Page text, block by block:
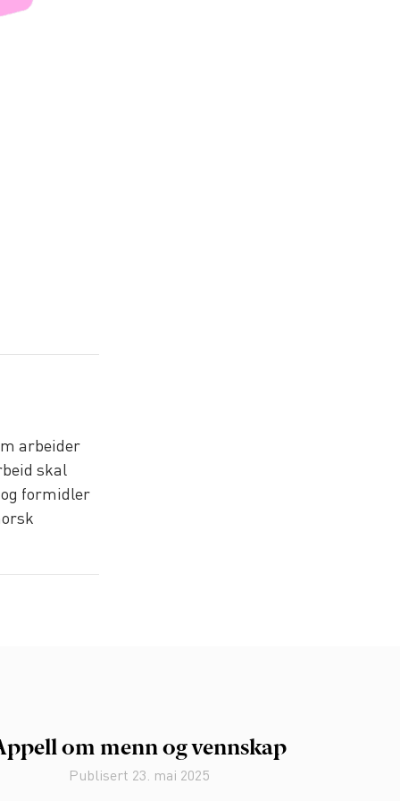
arbeider
skal
formidler
om menn og vennskap
Publisert 23. mai 2025